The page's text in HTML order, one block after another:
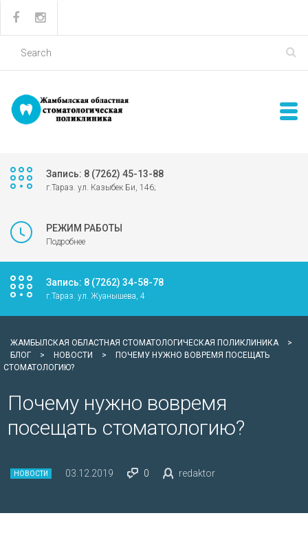
Запись: 8 (7262) 45-13-88
г.Тараз. ул. Казыбек Би, 146;
РЕЖИМ РАБОТЫ
Подробнее
Запись: 8 (7262) 34-58-78
г.Тараз. ул. Жуанышева, 4
ЖАМБЫЛСКАЯ ОБЛАСТНАЯ СТОМАТОЛОГИЧЕСКАЯ ПОЛИКЛИНИКА
>
БЛОГ
> НОВОСТИ >
ПОЧЕМУ НУЖНО ВОВРЕМЯ ПОСЕЩАТЬ
СТОМАТОЛОГИЮ?
Почему нужно вовремя
посещать стоматологию?
НОВОСТИ 03.12.2019 0 redaktor